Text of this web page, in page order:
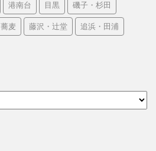
港南台 目黒 磯子・杉田
蕎麦 藤沢・辻堂 追浜・田浦